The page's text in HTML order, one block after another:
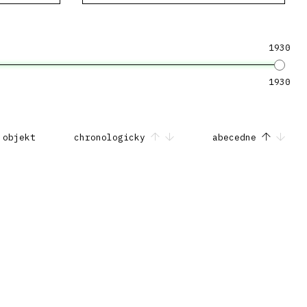
1930
1930
objekt chronologicky abecedne